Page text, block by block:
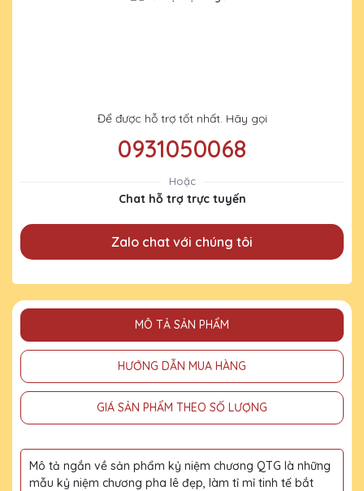
Để được hỗ trợ tốt nhất. Hãy gọi
0931050068
Hoặc
Chat hỗ trợ trực tuyến
Zalo chat với chúng tôi
MÔ TẢ SẢN PHẨM
HƯỚNG DẪN MUA HÀNG
GIÁ SẢN PHẨM THEO SỐ LƯỢNG
Mô tả ngắn về sản phẩm kỷ niệm chương QTG là những
mẫu kỷ niệm chương pha lê đẹp, làm tỉ mỉ tinh tế bắt